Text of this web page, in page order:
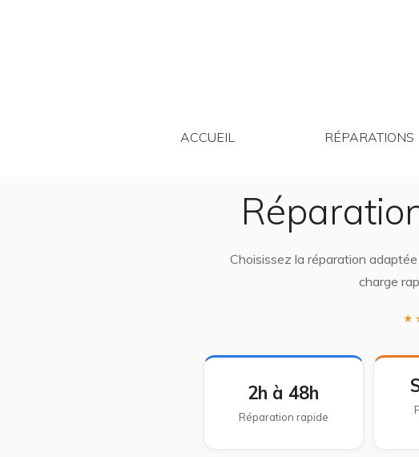
ACCUEIL RÉPARATIONS
Choisissez la réparation
charge
2h à 48h
Réparation rapide